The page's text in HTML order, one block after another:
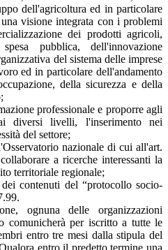
dell'agricoltura ed in particolare
visione integrata con i problemi
dei prodotti agricoli,
pubblica, dell'innovazione
del sistema delle imprese
ed in particolare dell'andamento
della sicurezza e della
professionale e proporre agli
diversi livelli, l'inserimento nei
del settore;
nazionale di cui all'art.
a ricerche interessanti la
territoriale regionale;
contenuti del “protocollo socio-
ognuna delle organizzazioni
comunicherà per iscritto a tutte le
entro tre mesi dalla stipula del
entro il predetto termine una